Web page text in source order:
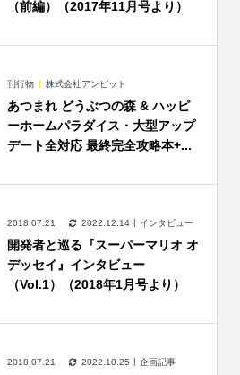
（前編）（2017年11月号より）
刊行物 株式会社アンビット
あつまれ どうぶつの森 & ハッピ
ーホームパラダイス・大型アップ
デート全対応 最終完全攻略本+...
2018.07.21 2022.12.14 インタビュー
開発者と巡る『スーパーマリオ オ
デッセイ』インタビュー
（Vol.1）（2018年1月号より）
2018.07.21 2022.10.25 企画記事